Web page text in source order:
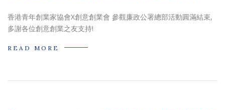
香港青年創業家協會X創意創業會 參觀廉政公署總部活動圓滿結束,
多謝各位創意創業之友支持!
READ MORE